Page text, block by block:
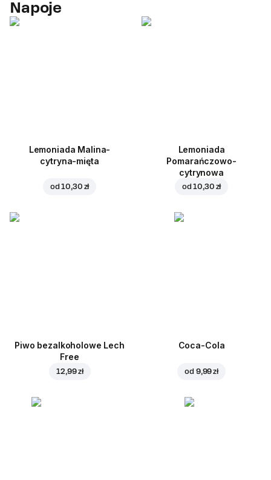
Napoje
Lemoniada Malina-
cytryna-mięta
od10,30 zł
Lemoniada
Pomarańczowo-
cytrynowa
od10,30 zł
Piwo bezalkoholowe Lech
Free
12,99 zł
Coca-Cola
od 9,99 zł